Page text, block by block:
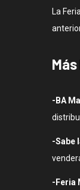
La
-BA
-Sabe
-Feria